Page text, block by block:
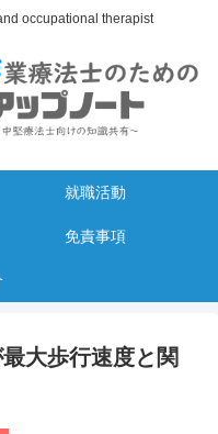
occupational therapist
就職活動
免責事項
大歩行速度と関